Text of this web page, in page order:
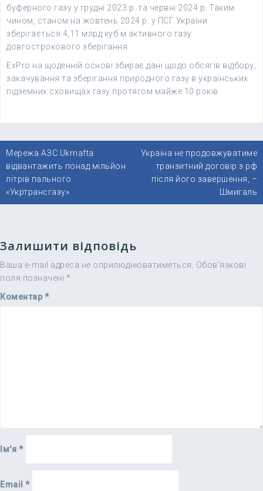
буферного газу у грудні 2023 р. та червні 2024 р. Таким
чином, станом на жовтень 2024 р. у ПСГ України
зберігається 4,11 млрд куб м активного газу
довгострокового зберігання.
ExPro на щоденній основі збирає дані щодо обсягів відбору,
закачування та зберігання природного газу в українських
підземних сховищах газу протягом майже 10 років.
Навігація
записів
Мережа АЗС Ukrnafta
відвантажить понад мільйон
літрів пального
«Укртрансгазу»
Україна не продовжуватиме
транзитний договір з рф
після його завершення, –
Шмигаль
Залишити відповідь
Ваша e-mail адреса не оприлюднюватиметься.
Обов’язкові
поля позначені *
Коментар *
Ім'я *
Email *